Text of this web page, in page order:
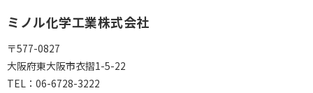
ミノル化学工業株式会社
〒577-0827
大阪府東大阪市衣摺1-5-22
TEL： 06-6728-3222